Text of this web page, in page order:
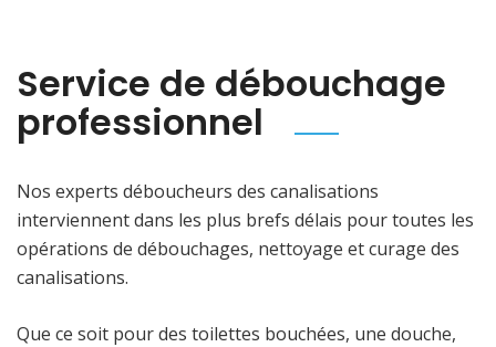
Service de débouchage
professionnel
Nos experts déboucheurs des canalisations
interviennent dans les plus brefs délais pour toutes les
opérations de débouchages, nettoyage et curage des
canalisations.
Que ce soit pour des toilettes bouchées, une douche,